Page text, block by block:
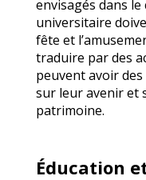
envisagés dans le
universitaire
fête et
traduire par des
peuvent avoir
sur leur avenir et
patrimoine.
Éducation